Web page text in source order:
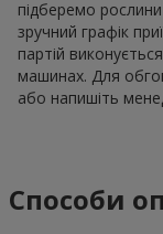
підберемо
зручний графік
партій
машинах. Для
або напишіть
Способи